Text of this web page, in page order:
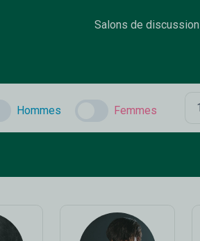
Salons de discussion
Hommes Femmes